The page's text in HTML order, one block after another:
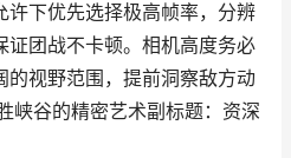
许下优先选择极高帧率，分辨
证团战不卡顿。相机高度务必
的视野范围，提前洞察敌方动
峡谷的精密艺术副标题：资深